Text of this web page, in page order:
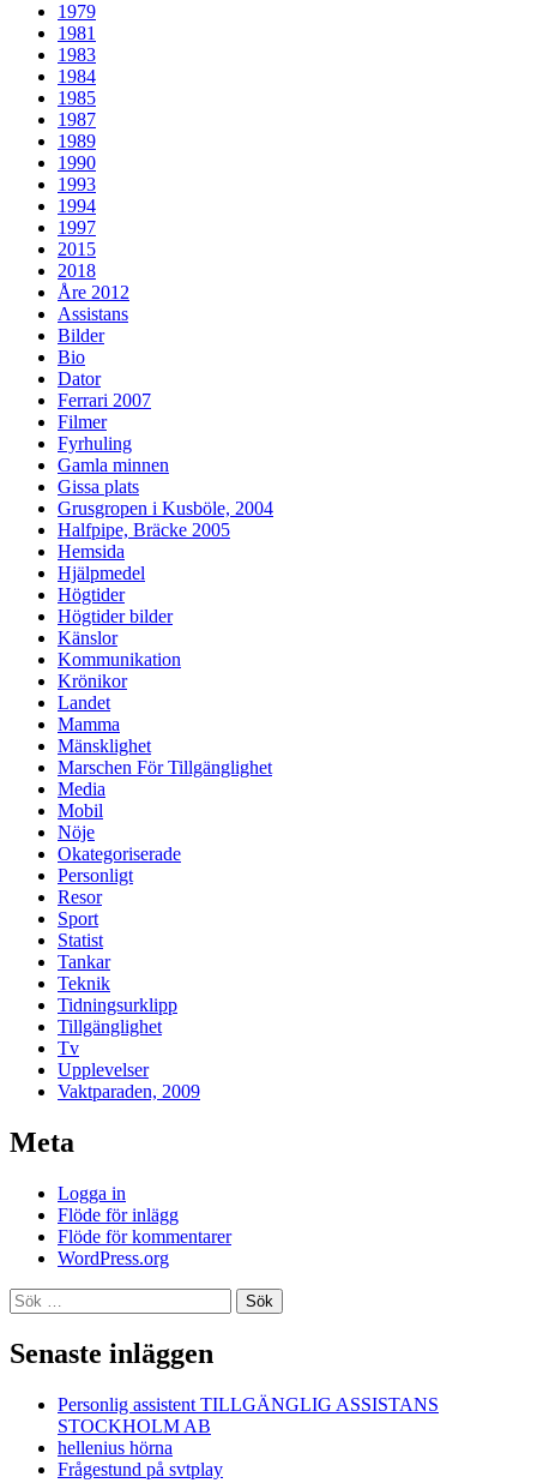
1979
1981
1983
1984
1985
1987
1989
1990
1993
1994
1997
2015
2018
Åre 2012
Assistans
Bilder
Bio
Dator
Ferrari 2007
Filmer
Fyrhuling
Gamla minnen
Gissa plats
Grusgropen i Kusböle, 2004
Halfpipe, Bräcke 2005
Hemsida
Hjälpmedel
Högtider
Högtider bilder
Känslor
Kommunikation
Krönikor
Landet
Mamma
Mänsklighet
Marschen För Tillgänglighet
Media
Mobil
Nöje
Okategoriserade
Personligt
Resor
Sport
Statist
Tankar
Teknik
Tidningsurklipp
Tillgänglighet
Tv
Upplevelser
Vaktparaden, 2009
Meta
Logga in
Flöde för inlägg
Flöde för kommentarer
WordPress.org
Sök
efter:
Senaste inläggen
Personlig assistent TILLGÄNGLIG ASSISTANS
STOCKHOLM AB
hellenius hörna
Frågestund på svtplay